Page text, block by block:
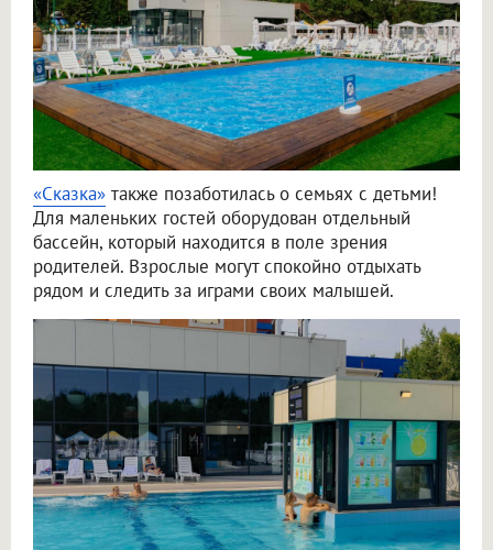
«Сказка» также позаботилась о семьях с детьми!
Для маленьких гостей оборудован отдельный
бассейн, который находится в поле зрения
родителей. Взрослые могут спокойно отдыхать
рядом и следить за играми своих малышей.